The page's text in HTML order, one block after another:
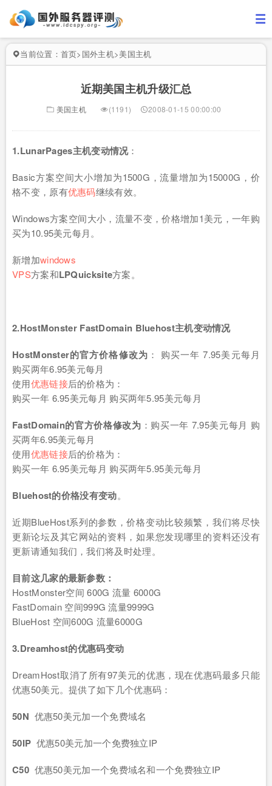
当前位置： 首页> 国外主机>美国主机
近期美国主机升级汇总
美国主机 (1191) 2008-01-15 00:00:00
1.LunarPages主机变动情况：
Basic方案空间大小增加为1500G，流量增加为15000G，价
格不变，原有优惠码继续有效。
Windows方案空间大小，流量不变，价格增加1美元，一年购
买为10.95美元每月。
新增加windows
VPS方案和LPQuicksite方案。
2.HostMonster FastDomain Bluehost主机变动情况
HostMonster的官方价格修改为 ： 购买一年 7.95美元每月
购买两年6.95美元每月
使用优惠链接后的价格为：
购买一年 6.95美元每月 购买两年5.95美元每月
FastDomain的官方价格修改为 ：购买一年 7.95美元每月 购
买两年6.95美元每月
使用优惠链接后的价格为：
购买一年 6.95美元每月 购买两年5.95美元每月
Bluehost的价格没有变动。
近期BlueHost系列的参数，价格变动比较频繁，我们将尽快
更新论坛及其它网站的资料，如果您发现哪里的资料还没有
更新请通知我们，我们将及时处理。
目前这几家的最新参数：
HostMonster空间 600G 流量 6000G
FastDomain 空间999G 流量9999G
BlueHost 空间600G 流量6000G
3.Dreamhost的优惠码变动
DreamHost取消了所有97美元的优惠，现在优惠码最多只能
优惠50美元。提供了如下几个优惠码：
50N 优惠50美元加一个免费域名
50IP 优惠50美元加一个免费独立IP
C50优惠50美元加一个免费域名和一个免费独立IP